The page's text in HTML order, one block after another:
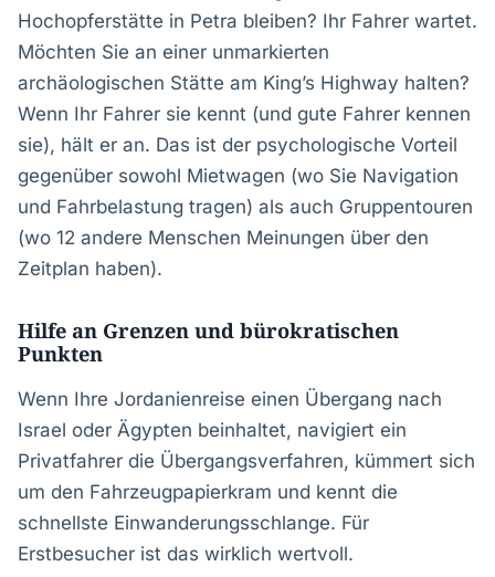
Hochopferstätte in Petra bleiben? Ihr Fahrer wartet.
Möchten Sie an einer unmarkierten
archäologischen Stätte am King’s Highway halten?
Wenn Ihr Fahrer sie kennt (und gute Fahrer kennen
sie), hält er an. Das ist der psychologische Vorteil
gegenüber sowohl Mietwagen (wo Sie Navigation
und Fahrbelastung tragen) als auch Gruppentouren
(wo 12 andere Menschen Meinungen über den
Zeitplan haben).
Hilfe an Grenzen und bürokratischen
Punkten
Wenn Ihre Jordanienreise einen Übergang nach
Israel oder Ägypten beinhaltet, navigiert ein
Privatfahrer die Übergangsverfahren, kümmert sich
um den Fahrzeugpapierkram und kennt die
schnellste Einwanderungsschlange. Für
Erstbesucher ist das wirklich wertvoll.